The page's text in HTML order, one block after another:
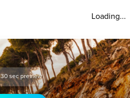
Loading...
30 sec preview